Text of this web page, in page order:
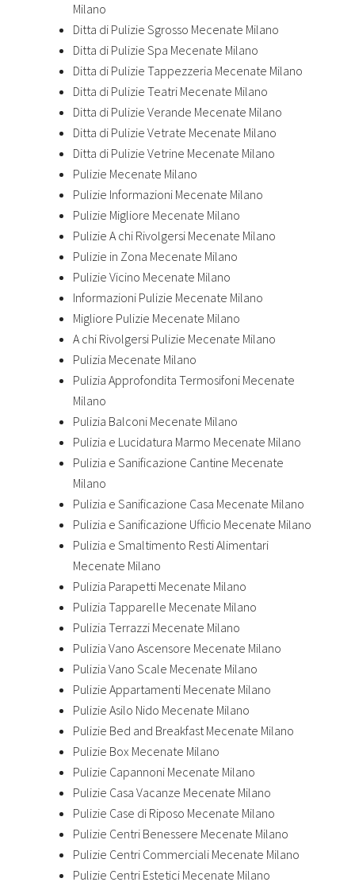
Milano
Ditta di Pulizie Sgrosso Mecenate Milano
Ditta di Pulizie Spa Mecenate Milano
Ditta di Pulizie Tappezzeria Mecenate Milano
Ditta di Pulizie Teatri Mecenate Milano
Ditta di Pulizie Verande Mecenate Milano
Ditta di Pulizie Vetrate Mecenate Milano
Ditta di Pulizie Vetrine Mecenate Milano
Pulizie Mecenate Milano
Pulizie Informazioni Mecenate Milano
Pulizie Migliore Mecenate Milano
Pulizie A chi Rivolgersi Mecenate Milano
Pulizie in Zona Mecenate Milano
Pulizie Vicino Mecenate Milano
Informazioni Pulizie Mecenate Milano
Migliore Pulizie Mecenate Milano
A chi Rivolgersi Pulizie Mecenate Milano
Pulizia Mecenate Milano
Pulizia Approfondita Termosifoni Mecenate
Milano
Pulizia Balconi Mecenate Milano
Pulizia e Lucidatura Marmo Mecenate Milano
Pulizia e Sanificazione Cantine Mecenate
Milano
Pulizia e Sanificazione Casa Mecenate Milano
Pulizia e Sanificazione Ufficio Mecenate Milano
Pulizia e Smaltimento Resti Alimentari
Mecenate Milano
Pulizia Parapetti Mecenate Milano
Pulizia Tapparelle Mecenate Milano
Pulizia Terrazzi Mecenate Milano
Pulizia Vano Ascensore Mecenate Milano
Pulizia Vano Scale Mecenate Milano
Pulizie Appartamenti Mecenate Milano
Pulizie Asilo Nido Mecenate Milano
Pulizie Bed and Breakfast Mecenate Milano
Pulizie Box Mecenate Milano
Pulizie Capannoni Mecenate Milano
Pulizie Casa Vacanze Mecenate Milano
Pulizie Case di Riposo Mecenate Milano
Pulizie Centri Benessere Mecenate Milano
Pulizie Centri Commerciali Mecenate Milano
Pulizie Centri Estetici Mecenate Milano